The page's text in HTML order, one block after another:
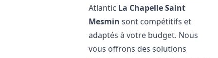
Atlantic La Chapelle Saint
Mesmin sont compétitifs et
adaptés à votre budget. Nous
vous offrons des solutions